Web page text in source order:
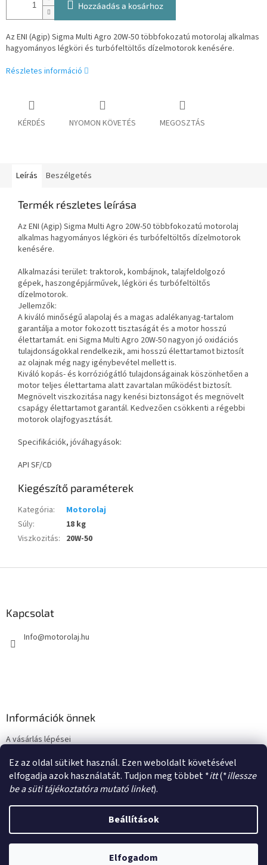
Ez az oldal sütiket használ. Ezen weboldalt követésével
elfogadja azok használatát. Tudjon meg többet *itt(*illessze
be a süti tájékoztatóra mutató linket).
Beállítások
Elfogadom
Hozzáadás a kosárhoz
Az ENI (Agip) Sigma Multi Agro 20W-50 többfokozatú motorolaj alkalmas
hagyományos légköri és turbófeltöltős dízelmotorok kenésére.
Részletes információ
KÉRDÉS NYOMON KÖVETÉS MEGOSZTÁS
Leírás Beszélgetés
Termék részletes leírása
Az ENI (Agip) Sigma Multi Agro 20W-50 többfokozatú motorolaj
alkalmas hagyományos légköri és turbófeltöltős dízelmotorok
kenésére.
Alkalmazási terület: traktorok, kombájnok, talajfeldolgozó
gépek, haszongépjárművek, légköri és turbófeltöltős
dízelmotorok.
Jellemzők:
A kiváló minőségű alapolaj és a magas adalékanyag-tartalom
garantálja a motor fokozott tisztaságát és a motor hosszú
élettartamát. eni Sigma Multi Agro 20W-50 nagyon jó oxidációs
tulajdonságokkal rendelkezik, ami hosszú élettartamot biztosít
az olajnak még nagy igénybevétel mellett is.
Kiváló kopás- és korróziógátló tulajdonságainak köszönhetően a
motor teljes élettartama alatt zavartalan működést biztosít.
Megnövelt viszkozitása nagy kenési biztonságot és megnövelt
csapágy élettartamot garantál. Kedvezően csökkenti a régebbi
motorok olajfogyasztását.
Specifikációk, jóváhagyások:
API SF/CD
Kiegészítő paraméterek
Kategória:
Motorolaj
Súly:
18 kg
Viszkozitás: 20W-50
Kapcsolat
Info@motorolaj.hu
Információk önnek
A vásárlás lépései
Adatkezelési tájékoztató
Shoptet készítette
motorolaj.hu. Minden jog fenntartva.